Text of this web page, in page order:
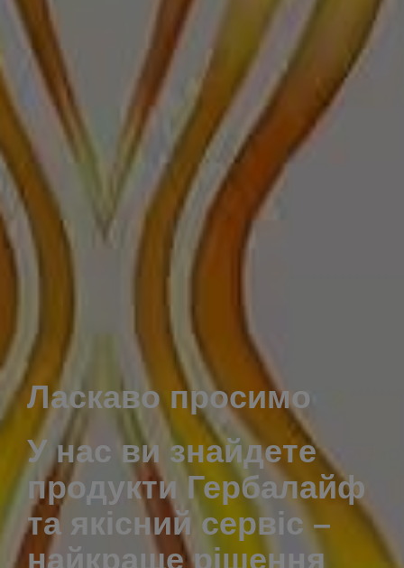
Ласкаво просимо
У нас ви знайдете
продукти Гербалайф
та якісний сервіс –
найкраще рішення